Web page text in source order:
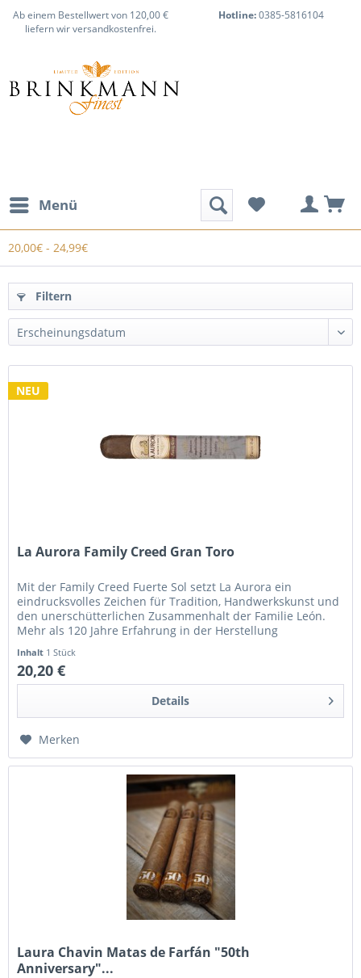
Ab einem Bestellwert von 120,00 €
liefern wir versandkostenfrei.
Hotline:0385-5816104
Menü
20,00€ - 24,99€
Filtern
NEU
La Aurora Family Creed Gran Toro
Mit der Family Creed Fuerte Sol setzt La Aurora ein
eindrucksvolles Zeichen für Tradition, Handwerkskunst und
den unerschütterlichen Zusammenhalt der Familie León.
Mehr als 120 Jahre Erfahrung in der Herstellung
Inhalt 1 Stück
20,20 €
Details
Merken
Laura Chavin Matas de Farfán "50th
Anniversary"...